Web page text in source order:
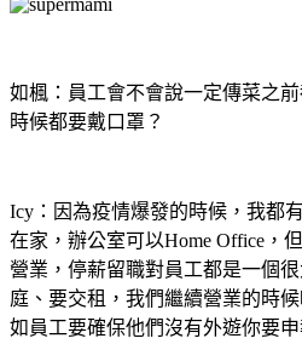
如楓：員工會不會說一定傳菜之
時候都要戴口罩？
Icy：因為疫情爆發的時候，我都
在家，辦公室可以Home Office，
營業，停薪留職對員工都是一個
庭、要交租，我們繼續營業的時
如員工要確保他們沒有外遊你要